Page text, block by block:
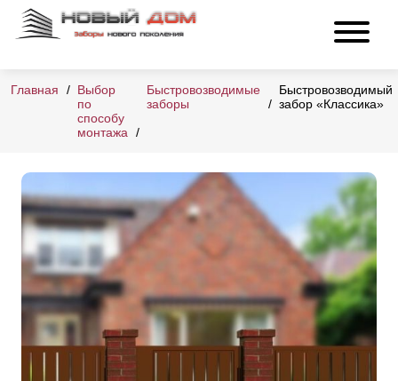
Главная
Выбор
по
способу
монтажа
Быстровозводимые
заборы
Быстровозводимый
забор «Классика»